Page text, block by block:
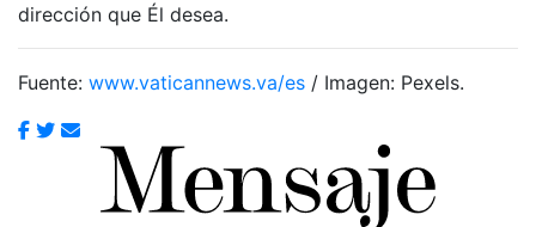
dirección que Él desea.
Fuente: www.vaticannews.va/es / Imagen: Pexels.